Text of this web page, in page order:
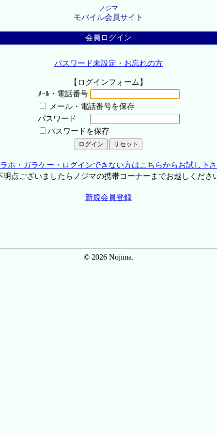
ノジマ
モバイル会員サイト
会員ログイン
パスワード未設定・お忘れの方
【ログインフォーム】
ﾒｰﾙ・電話番号
メール・電話番号を保存
パスワード
パスワードを保存
ホ・ガラケー・ログインできない方はこちらからお試し下
点ございましたらノジマの携帯コーナーまでお越しくださ
新規会員登録
© 2026 Nojima.